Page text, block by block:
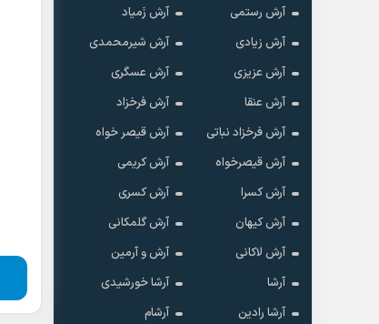
آرش رستمی
آرش زَمیاد
آرش زیادی
آرش شیرمحمدی
آرش عزیزی
آرش عسگری
آرش عنقا
آرش فرخزاد
آرش فرخزاد نباتی
آرش قیصر خواه
آرش قیصرخواه
آرش کریمی
آرش کسرا
آرش کسری
آرش کیهان
آرش گلمکانی
آرش لاکانی
آرش و آرمین
آرشا
آرشا خورشیدی
آرشا رادین
آرشام